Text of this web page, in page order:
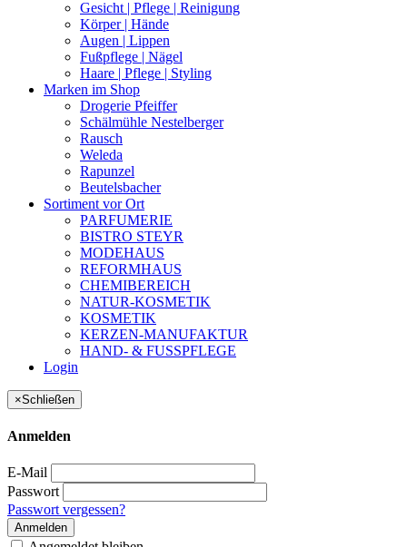
Gesicht | Pflege | Reinigung
Körper | Hände
Augen | Lippen
Fußpflege | Nägel
Haare | Pflege | Styling
Marken im Shop
Drogerie Pfeiffer
Schälmühle Nestelberger
Rausch
Weleda
Rapunzel
Beutelsbacher
Sortiment vor Ort
PARFUMERIE
BISTRO STEYR
MODEHAUS
REFORMHAUS
CHEMIBEREICH
NATUR-KOSMETIK
KOSMETIK
KERZEN-MANUFAKTUR
HAND- & FUSSPFLEGE
Login
×Schließen
Anmelden
E-Mail
Passwort
Passwort vergessen?
Anmelden